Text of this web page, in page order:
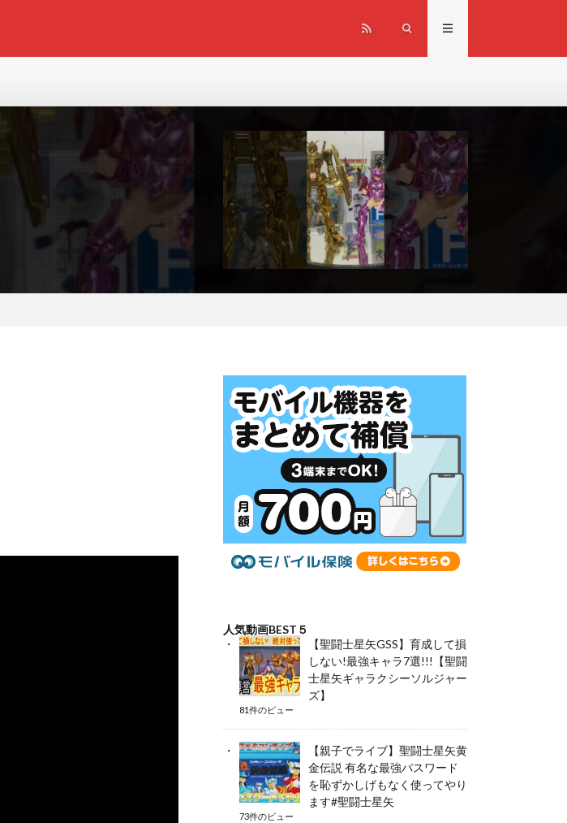
人気動画BEST５
【聖闘士星矢GSS】育成して損
しない!最強キャラ7選!!!【聖闘
士星矢ギャラクシーソルジャー
ズ】
81件のビュー
【親子でライブ】聖闘士星矢黄
金伝説 有名な最強パスワード
を恥ずかしげもなく使ってやり
ます#聖闘士星矢
73件のビュー